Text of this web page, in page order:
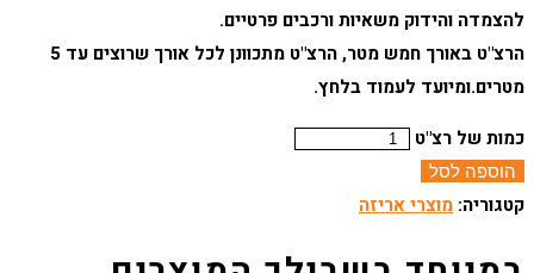
להצמדה והידוק משאיות ורכבים פרטיים.
הרצ"ט באורך חמש מטר, הרצ"ט מתכוונן לכל אורך שרוצים עד 5
מטרים.ומיועד לעמוד בלחץ.
כמות של רצ"ט
הוספה לסל
קטגוריה:מוצרי אריזה